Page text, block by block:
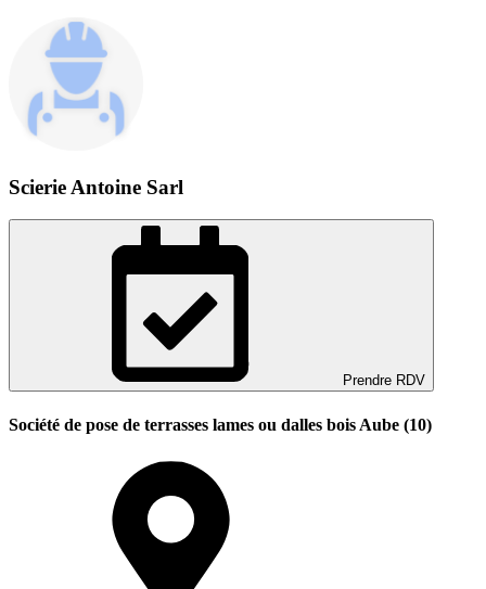
Scierie Antoine Sarl
Prendre RDV
Société de pose de terrasses lames ou dalles bois Aube (10)